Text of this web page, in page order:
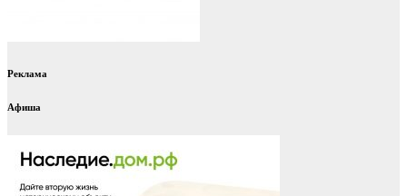
Реклама
Афиша